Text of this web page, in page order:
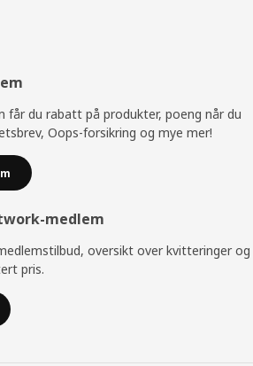
får du rabatt på produkter, poeng når du
Oops-forsikring og mye mer!
medlem
oversikt over kvitteringer og
pris.